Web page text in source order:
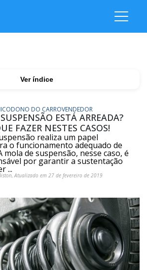
Ver índice
DONO DO CARROVENDEDOR
ESTÁ ARREADA?
FAZER NESTES CASOS!
realiza um papel
o funcionamento adequado de
mola de suspensão, nesse caso, é
por garantir a sustentação
...
Atualizado em 27 de fevereiro de 2019